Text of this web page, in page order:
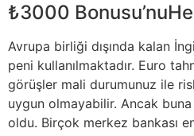
₺3000
Avrupa birliği dışında kalan
peni kullanılmaktadır. Euro
görüşler mali durumunuz ile
uygun olmayabilir. Ancak
oldu. Birçok merkez bankası